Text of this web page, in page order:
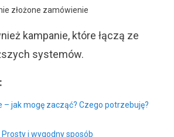
złożone zamówienie
kampanie, które łączą ze
systemów.
– jak mogę zacząć? Czego potrzebuję?
i wygodny sposób